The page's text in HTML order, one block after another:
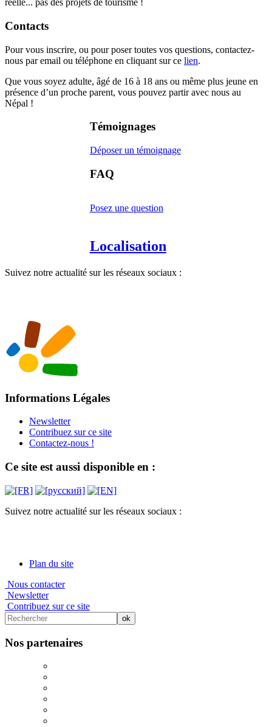
réelle... pas des projets de tourisme !
Contacts
Pour vous inscrire, ou pour poser toutes vos questions, contactez-
nous par email ou téléphone en cliquant sur ce lien.
Que vous soyez adulte, âgé de 16 à 18 ans ou même plus jeune en
présence d’un proche parent, vous pouvez partir avec nous au
Népal !
Témoignages
Déposer un témoignage
FAQ
Posez une question
Localisation
Suivez notre actualité sur les réseaux sociaux :
Informations Légales
Newsletter
Contribuez sur ce site
Contactez-nous !
Ce site est aussi disponible en :
Suivez notre actualité sur les réseaux sociaux :
Plan du site
Nous contacter
Newsletter
Contribuez sur ce site
Nos partenaires